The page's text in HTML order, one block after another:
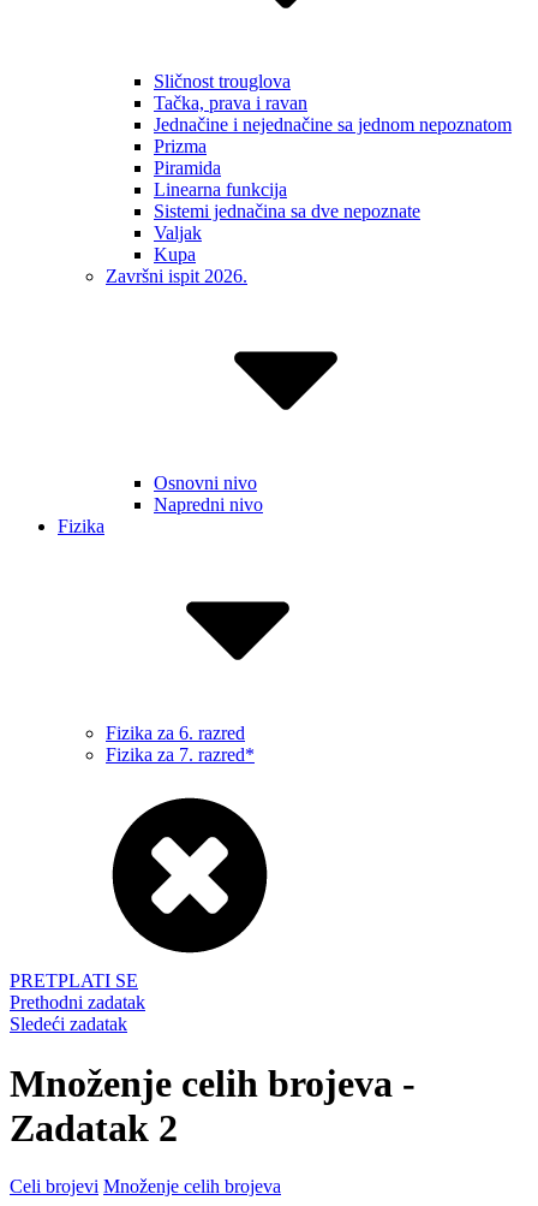
Sličnost trouglova
Tačka, prava i ravan
Jednačine i nejednačine sa jednom nepoznatom
Prizma
Piramida
Linearna funkcija
Sistemi jednačina sa dve nepoznate
Valjak
Kupa
Završni ispit 2026.
Osnovni nivo
Napredni nivo
Fizika
Fizika za 6. razred
Fizika za 7. razred*
PRETPLATI SE
Prethodni zadatak
Sledeći zadatak
Množenje celih brojeva -
Zadatak 2
Celi brojevi Množenje celih brojeva